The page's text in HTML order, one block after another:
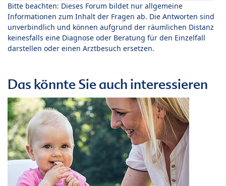
Bitte beachten: Dieses Forum bildet nur allgemeine
Informationen zum Inhalt der Fragen ab. Die Antworten sind
unverbindlich und können aufgrund der räumlichen Distanz
keinesfalls eine Diagnose oder Beratung für den Einzelfall
darstellen oder einen Arztbesuch ersetzen.
Das könnte Sie auch interessieren